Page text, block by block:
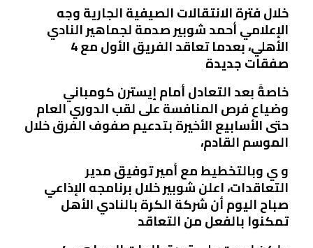
خلال فترة الانتقالات الصيفية الجارية وجه
الإعلامي أحمد شوبير صدمة لجماهير النادي
الأهلي، بعدما تعاقد الفريق الأول مع 4
صفقات جديدة
خاصةً بعد التعادل أمام إيسترن كومباني
وضياع فرص المنافسة على لقب الدوري العام
حتى الأسابيع الأخيرة بتدعيم صفوف الفرق خلال
الموسم القادم،
و ي وبالتخطيط مع أمير توفيق مدير
التعاقدات، اعلن شوبير خلال برنامجه الإذاعي
صباح اليوم أن شركة الكرة بالنادي الأهل
تمكنوا بالفعل من التعاقد